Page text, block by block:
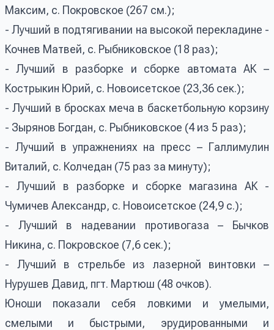
Максим, с. Покровское (267 см.);
- Лучший в подтягивании на высокой перекладине -
Кочнев Матвей, с. Рыбниковское (18 раз);
- Лучший в разборке и сборке автомата АК –
Кострыкин Юрий, с. Новоисетское (23,36 сек.);
- Лучший в бросках меча в баскетбольную корзину
- Зырянов Богдан, с. Рыбниковское (4 из 5 раз);
- Лучший в упражнениях на пресс – Галлимулин
Виталий, с. Колчедан (75 раз за минуту);
- Лучший в разборке и сборке магазина АК -
Чумичев Александр, с. Новоисетское (24,9 с.);
- Лучший в надевании противогаза – Бычков
Никина, с. Покровское (7,6 сек.);
- Лучший в стрельбе из лазерной винтовки –
Нурушев Давид, пгт. Мартюш (48 очков).
Юноши показали себя ловкими и умелыми,
смелыми и быстрыми, эрудированными и